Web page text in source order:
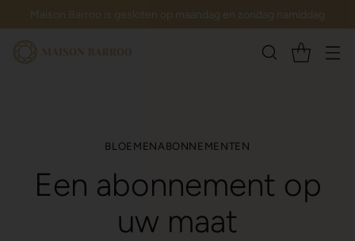
Maison Barroo is gesloten op maandag en zondag namiddag
BLOEMENABONNEMENTEN
Een abonnement op
uw maat